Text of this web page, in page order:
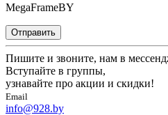
MegaFrameBY
Отправить
Пишите и звоните, нам в
Вступайте в группы,
узнавайте про акции и скидки!
Email
info@928.by